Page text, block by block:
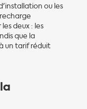
ou les
deux : les
que la
un tarif réduit